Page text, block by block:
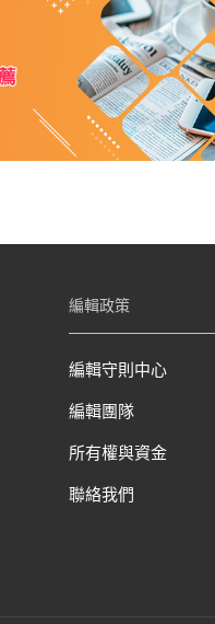
編輯政策
編輯守則中心
編輯團隊
所有權與資金
聯絡我們